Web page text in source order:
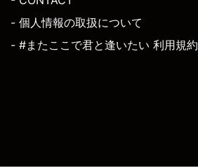
- 個人情報の取扱について
- #またここで君と逢いたい 利用規約